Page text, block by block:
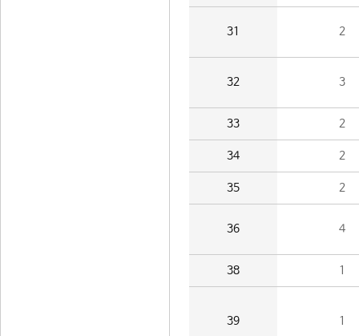
31 2
32 3
33 2
34 2
35 2
36 4
38 1
39 1